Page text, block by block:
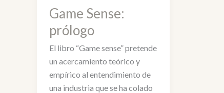
Game Sense:
prólogo
El libro “Game sense” pretende
un acercamiento teórico y
empírico al entendimiento de
una industria que se ha colado